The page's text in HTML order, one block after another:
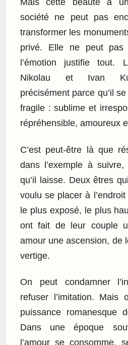
Mais cette beauté a
société ne peut pas
transformer les
privé. Elle ne peut pas
l’émotion justifie tout.
Nikolau et Ivan
précisément parce qu’il
fragile : sublime et
répréhensible, amoureux
C’est peut-être là que
dans l’exemple à suivre,
qu’il laisse. Deux êtres
voulu se placer à
le plus exposé, le plus
ont fait de leur couple
amour une ascension, de
vertige.
On peut condamner
refuser l’imitation.
puissance romanesque
Dans une époque
l’amour se consomme,